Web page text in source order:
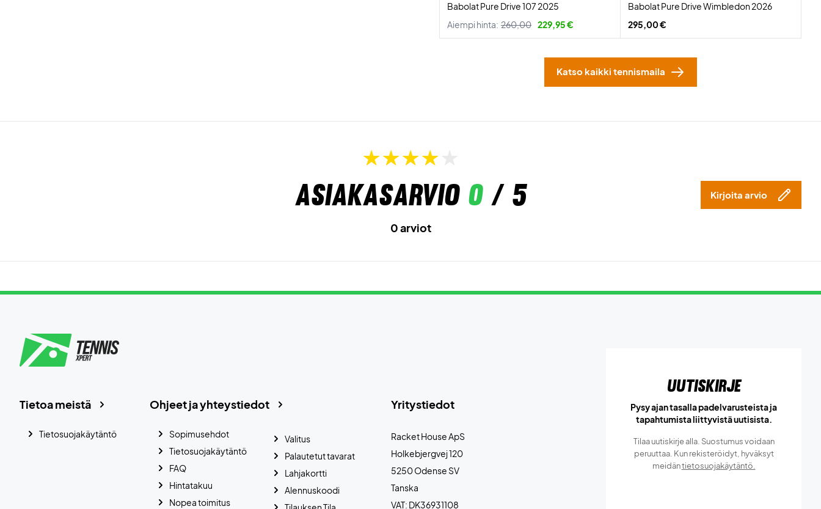
Babolat Pure Drive 107 2025
Aiempi hinta: 260,00 229,95 €
Babolat Pure Drive Wimbledon 2026
295,00 €
Katso kaikki tennismaila
Asiakasarvio 0/ 5 Kirjoita arvio
0 arviot
Yritystiedot
Racket House ApS
Holkebjergvej 120
5250 Odense SV
Tanska
VAT: DK36931108
Ohjeet ja yhteystiedot
Sopimusehdot
Tietosuojakäytäntö
FAQ
Hintatakuu
Nopea toimitus
Valitus
Palautetut tavarat
Lahjakortti
Alennuskoodi
Tietoa meistä
Tietosuojakäytäntö
Uutiskirje
Pysy ajan tasalla padelvarusteista ja
tapahtumista liittyvistä uutisista.
Tilaa uutiskirje alla. Suostumus voidaan
peruuttaa. Kun rekisteröidyt, hyväksyt
meidäntietosuojakäytäntö.